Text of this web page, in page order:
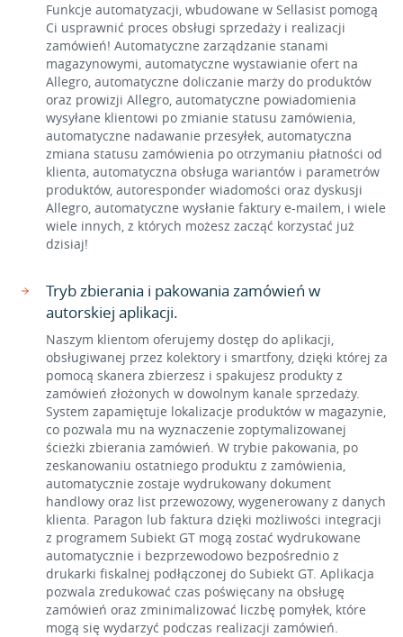
Funkcje automatyzacji, wbudowane w Sellasist pomogą
Ci usprawnić proces obsługi sprzedaży i realizacji
zamówień! Automatyczne zarządzanie stanami
magazynowymi, automatyczne wystawianie ofert na
Allegro, automatyczne doliczanie marży do produktów
oraz prowizji Allegro, automatyczne powiadomienia
wysyłane klientowi po zmianie statusu zamówienia,
automatyczne nadawanie przesyłek, automatyczna
zmiana statusu zamówienia po otrzymaniu płatności od
klienta, automatyczna obsługa wariantów i parametrów
produktów, autoresponder wiadomości oraz dyskusji
Allegro, automatyczne wysłanie faktury e-mailem, i wiele
wiele innych, z których możesz zacząć korzystać już
dzisiaj!
Tryb zbierania i pakowania zamówień w
autorskiej aplikacji.
Naszym klientom oferujemy dostęp do aplikacji,
obsługiwanej przez kolektory i smartfony, dzięki której za
pomocą skanera zbierzesz i spakujesz produkty z
zamówień złożonych w dowolnym kanale sprzedaży.
System zapamiętuje lokalizacje produktów w magazynie,
co pozwala mu na wyznaczenie zoptymalizowanej
ścieżki zbierania zamówień. W trybie pakowania, po
zeskanowaniu ostatniego produktu z zamówienia,
automatycznie zostaje wydrukowany dokument
handlowy oraz list przewozowy, wygenerowany z danych
klienta. Paragon lub faktura dzięki możliwości integracji
z programem Subiekt GT mogą zostać wydrukowane
automatycznie i bezprzewodowo bezpośrednio z
drukarki fiskalnej podłączonej do Subiekt GT. Aplikacja
pozwala zredukować czas poświęcany na obsługę
zamówień oraz zminimalizować liczbę pomyłek, które
mogą się wydarzyć podczas realizacji zamówień.